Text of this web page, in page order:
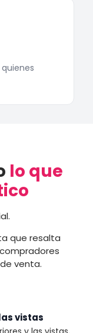
lo que
que resalta
venta.
vistas